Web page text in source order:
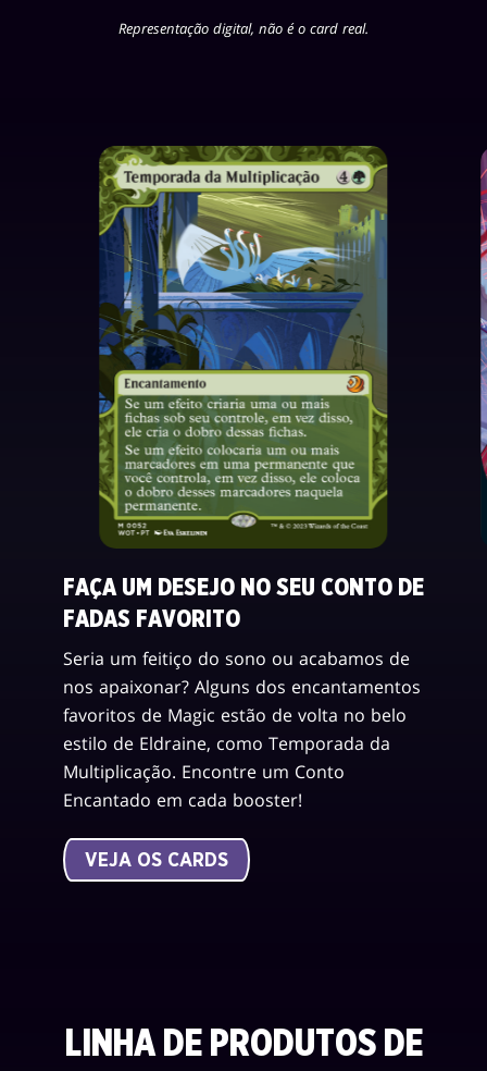
Representação digital, não é o card real.
FAÇA UM DESEJO NO SEU CONTO DE
FADAS FAVORITO
Seria um feitiço do sono ou acabamos de
nos apaixonar? Alguns dos encantamentos
favoritos de Magic estão de volta no belo
estilo de Eldraine, como Temporada da
Multiplicação. Encontre um Conto
Encantado em cada booster!
VEJA OS CARDS
LINHA DE PRODUTOS DE